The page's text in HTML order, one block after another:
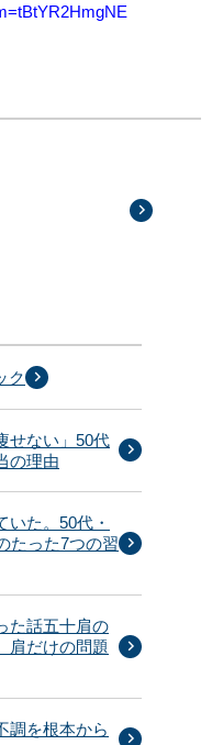
ク
せない」50代
の理由
た。50代・
たった7つの習
た話五十肩の
肩だけの問題
調を根本から